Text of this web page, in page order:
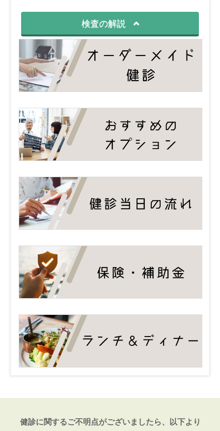
検査の解説
健診に関するご不明点がございましたら、以下より